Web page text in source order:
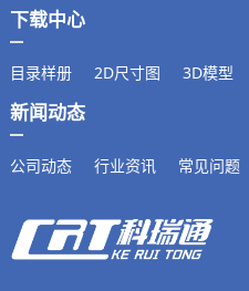
下载中心
目录样册 2D尺寸图 3D模型
新闻动态
公司动态 行业资讯 常见问题